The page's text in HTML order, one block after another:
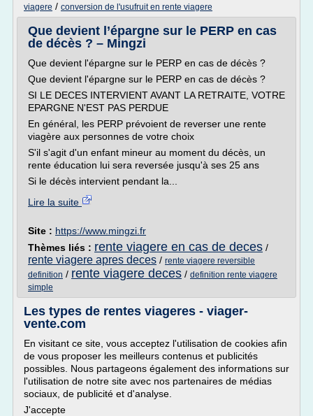
viagere / conversion de l'usufruit en rente viagere
Que devient l’épargne sur le PERP en cas
de décès ? – Mingzi
Que devient l'épargne sur le PERP en cas de décès ?
Que devient l'épargne sur le PERP en cas de décès ?
SI LE DECES INTERVIENT AVANT LA RETRAITE, VOTRE
EPARGNE N'EST PAS PERDUE
En général, les PERP prévoient de reverser une rente
viagère aux personnes de votre choix
S'il s'agit d'un enfant mineur au moment du décès, un
rente éducation lui sera reversée jusqu'à ses 25 ans
Si le décès intervient pendant la...
Lire la suite
Site : https://www.mingzi.fr
Thèmes liés : rente viagere en cas de deces /
rente viagere apres deces / rente viagere reversible
definition / rente viagere deces / definition rente viagere
simple
Les types de rentes viageres - viager-
vente.com
En visitant ce site, vous acceptez l'utilisation de cookies afin
de vous proposer les meilleurs contenus et publicités
possibles. Nous partageons également des informations sur
l'utilisation de notre site avec nos partenaires de médias
sociaux, de publicité et d'analyse.
J'accepte